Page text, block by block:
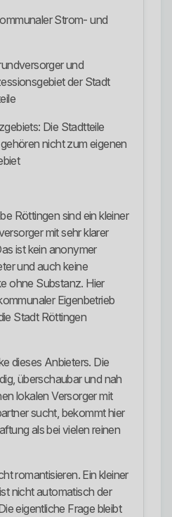
Strom- und
und
der Stadt
Die Stadtteile
nicht zum eigenen
Röttingen sind ein kleiner
mit sehr klarer
ist kein anonymer
und auch keine
ohne Substanz. Hier
Eigenbetrieb
Stadt Röttingen
dieses Anbieters. Die
überschaubar und nah
lokalen Versorger mit
sucht, bekommt hier
als bei vielen reinen
romantisieren. Ein kleiner
nicht automatisch der
eigentliche Frage bleibt